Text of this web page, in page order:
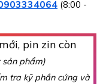
(8:00 -
pin zin còn
sản phẩm)
tra kỹ phần cứng và